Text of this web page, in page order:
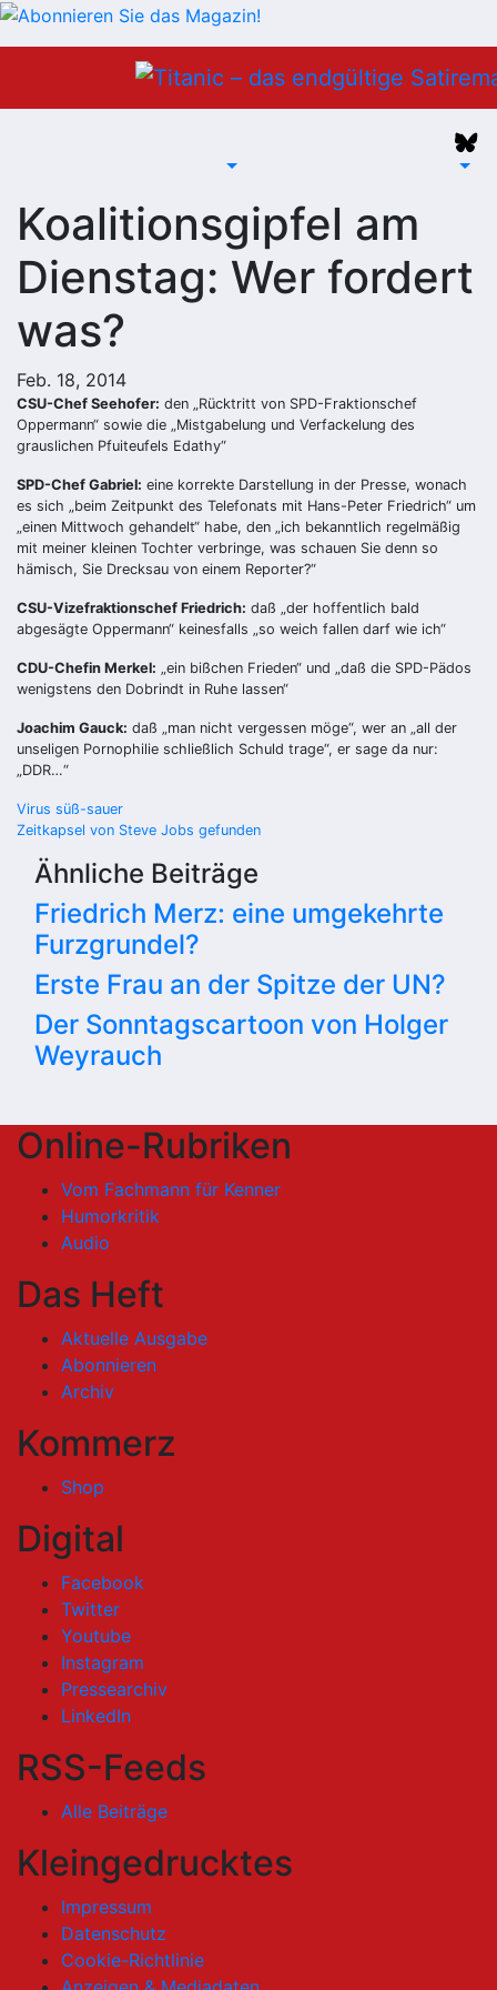
Koalitionsgipfel am
Dienstag: Wer fordert
was?
Feb. 18, 2014
CSU-Chef Seehofer: den „Rücktritt von SPD-Fraktionschef
Oppermann“ sowie die „Mistgabelung und Verfackelung des
grauslichen Pfuiteufels Edathy“
SPD-Chef Gabriel: eine korrekte Darstellung in der Presse, wonach
es sich „beim Zeitpunkt des Telefonats mit Hans-Peter Friedrich“ um
„einen Mittwoch gehandelt“ habe, den „ich bekanntlich regelmäßig
mit meiner kleinen Tochter verbringe, was schauen Sie denn so
hämisch, Sie Drecksau von einem Reporter?“
CSU-Vizefraktionschef Friedrich: daß „der hoffentlich bald
abgesägte Oppermann“ keinesfalls „so weich fallen darf wie ich“
CDU-Chefin Merkel: „ein bißchen Frieden“ und „daß die SPD-Pädos
wenigstens den Dobrindt in Ruhe lassen“
Joachim Gauck: daß „man nicht vergessen möge“, wer an „all der
unseligen Pornophilie schließlich Schuld trage“, er sage da nur:
„DDR…“
Beitragsnavigation
Virus süß-sauer
Zeitkapsel von Steve Jobs gefunden
Ähnliche Beiträge
Friedrich Merz: eine umgekehrte
Furzgrundel?
Erste Frau an der Spitze der UN?
Der Sonntagscartoon von Holger
Weyrauch
Online-Rubriken
Vom Fachmann für Kenner
Humorkritik
Audio
Das Heft
Aktuelle Ausgabe
Abonnieren
Archiv
Kommerz
Shop
Digital
Facebook
Twitter
Youtube
Instagram
Pressearchiv
LinkedIn
RSS-Feeds
Alle Beiträge
Kleingedrucktes
Impressum
Datenschutz
Cookie-Richtlinie